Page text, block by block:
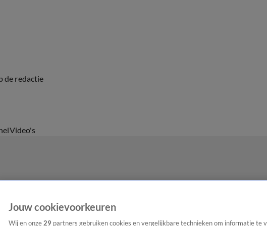
de redactie
Video's
Jouw cookievoorkeuren
Wij en onze 29 partners gebruiken cookies en vergelijkbare technieken om informatie te